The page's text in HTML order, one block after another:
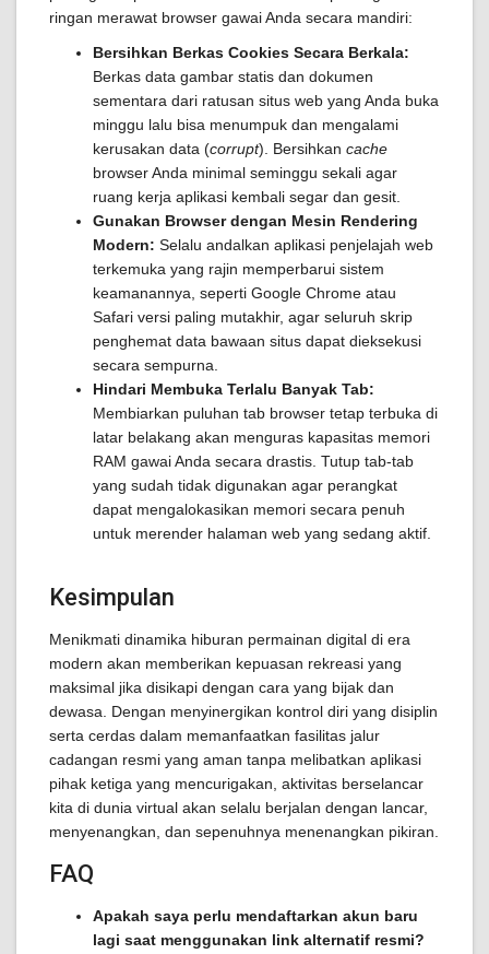
ringan merawat browser gawai Anda secara mandiri:
Bersihkan Berkas Cookies Secara Berkala:
Berkas data gambar statis dan dokumen
sementara dari ratusan situs web yang Anda buka
minggu lalu bisa menumpuk dan mengalami
kerusakan data (corrupt). Bersihkan cache
browser Anda minimal seminggu sekali agar
ruang kerja aplikasi kembali segar dan gesit.
Gunakan Browser dengan Mesin Rendering
Modern: Selalu andalkan aplikasi penjelajah web
terkemuka yang rajin memperbarui sistem
keamanannya, seperti Google Chrome atau
Safari versi paling mutakhir, agar seluruh skrip
penghemat data bawaan situs dapat dieksekusi
secara sempurna.
Hindari Membuka Terlalu Banyak Tab:
Membiarkan puluhan tab browser tetap terbuka di
latar belakang akan menguras kapasitas memori
RAM gawai Anda secara drastis. Tutup tab-tab
yang sudah tidak digunakan agar perangkat
dapat mengalokasikan memori secara penuh
untuk merender halaman web yang sedang aktif.
Kesimpulan
Menikmati dinamika hiburan permainan digital di era
modern akan memberikan kepuasan rekreasi yang
maksimal jika disikapi dengan cara yang bijak dan
dewasa. Dengan menyinergikan kontrol diri yang disiplin
serta cerdas dalam memanfaatkan fasilitas jalur
cadangan resmi yang aman tanpa melibatkan aplikasi
pihak ketiga yang mencurigakan, aktivitas berselancar
kita di dunia virtual akan selalu berjalan dengan lancar,
menyenangkan, dan sepenuhnya menenangkan pikiran.
FAQ
Apakah saya perlu mendaftarkan akun baru
lagi saat menggunakan link alternatif resmi?